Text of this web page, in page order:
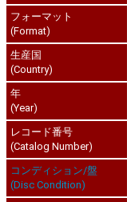
フォーマット
(Format)
生産国
(Country)
年
(Year)
レコード番号
(Catalog Number)
コンディション/盤
(Disc Condition)